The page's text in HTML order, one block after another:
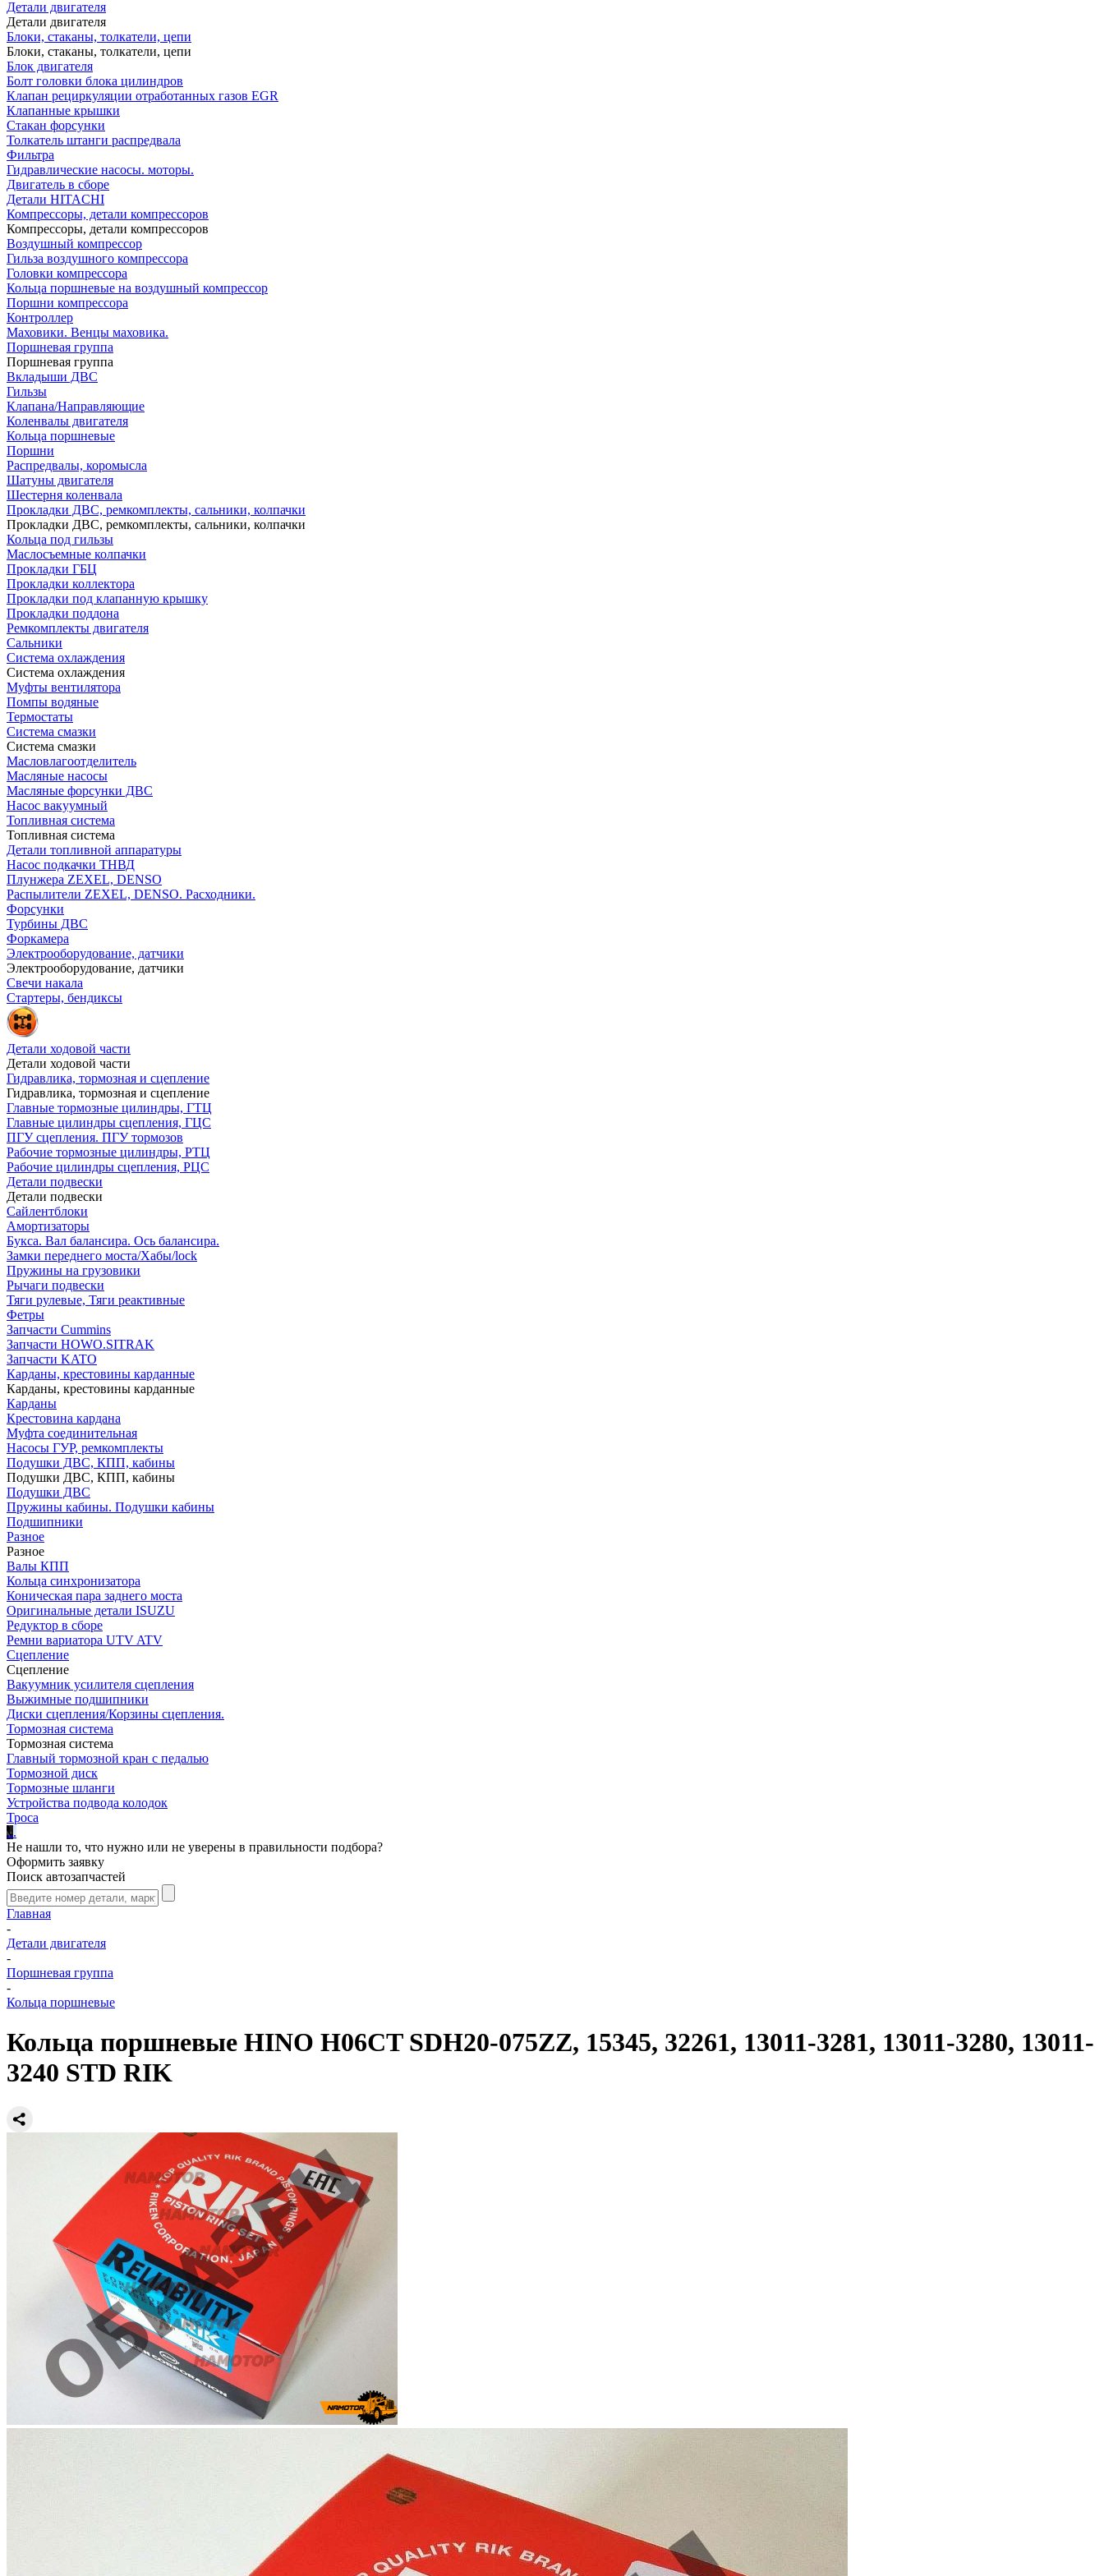
Детали двигателя
Детали двигателя
Блоки, стаканы, толкатели, цепи
Блоки, стаканы, толкатели, цепи
Блок двигателя
Болт головки блока цилиндров
Клапан рециркуляции отработанных газов EGR
Клапанные крышки
Стакан форсунки
Толкатель штанги распредвала
Фильтра
Гидравлические насосы. моторы.
Двигатель в сборе
Детали HITACHI
Компрессоры, детали компрессоров
Компрессоры, детали компрессоров
Воздушный компрессор
Гильза воздушного компрессора
Головки компрессора
Кольца поршневые на воздушный компрессор
Поршни компрессора
Контроллер
Маховики. Венцы маховика.
Поршневая группа
Поршневая группа
Вкладыши ДВС
Гильзы
Клапана/Направляющие
Коленвалы двигателя
Кольца поршневые
Поршни
Распредвалы, коромысла
Шатуны двигателя
Шестерня коленвала
Прокладки ДВС, ремкомплекты, сальники, колпачки
Прокладки ДВС, ремкомплекты, сальники, колпачки
Кольца под гильзы
Маслосъемные колпачки
Прокладки ГБЦ
Прокладки коллектора
Прокладки под клапанную крышку
Прокладки поддона
Ремкомплекты двигателя
Сальники
Система охлаждения
Система охлаждения
Муфты вентилятора
Помпы водяные
Термостаты
Система смазки
Система смазки
Масловлагоотделитель
Масляные насосы
Масляные форсунки ДВС
Насос вакуумный
Топливная система
Топливная система
Детали топливной аппаратуры
Насос подкачки ТНВД
Плунжера ZEXEL, DENSO
Распылители ZEXEL, DENSO. Расходники.
Форсунки
Турбины ДВС
Форкамера
Электрооборудование, датчики
Электрооборудование, датчики
Свечи накала
Стартеры, бендиксы
Детали ходовой части
Детали ходовой части
Гидравлика, тормозная и сцепление
Гидравлика, тормозная и сцепление
Главные тормозные цилиндры, ГТЦ
Главные цилиндры сцепления, ГЦС
ПГУ сцепления. ПГУ тормозов
Рабочие тормозные цилиндры, РТЦ
Рабочие цилиндры сцепления, РЦС
Детали подвески
Детали подвески
Cайлентблоки
Амортизаторы
Букса. Вал балансира. Ось балансира.
Замки переднего моста/Хабы/lock
Пружины на грузовики
Рычаги подвески
Тяги рулевые, Тяги реактивные
Фетры
Запчасти Cummins
Запчасти HOWO.SITRAK
Запчасти KATO
Карданы, крестовины карданные
Карданы, крестовины карданные
Карданы
Крестовина кардана
Муфта соединительная
Насосы ГУР, ремкомплекты
Подушки ДВС, КПП, кабины
Подушки ДВС, КПП, кабины
Подушки ДВС
Пружины кабины. Подушки кабины
Подшипники
Разное
Разное
Валы КПП
Кольца синхронизатора
Коническая пара заднего моста
Оригинальные детали ISUZU
Редуктор в сборе
Ремни вариатора UTV ATV
Сцепление
Сцепление
Вакуумник усилителя сцепления
Выжимные подшипники
Диски сцепления/Корзины сцепления.
Тормозная система
Тормозная система
Главный тормозной кран с педалью
Тормозной диск
Тормозные шланги
Устройства подвода колодок
Троса
...
Не нашли то, что нужно или не уверены в правильности подбора?
Оформить заявку
Поиск автозапчастей
Главная
-
Детали двигателя
-
Поршневая группа
-
Кольца поршневые
Кольца поршневые HINO H06CT SDH20-075ZZ, 15345, 32261, 13011-3281, 13011-3280, 13011-
3240 STD RIK